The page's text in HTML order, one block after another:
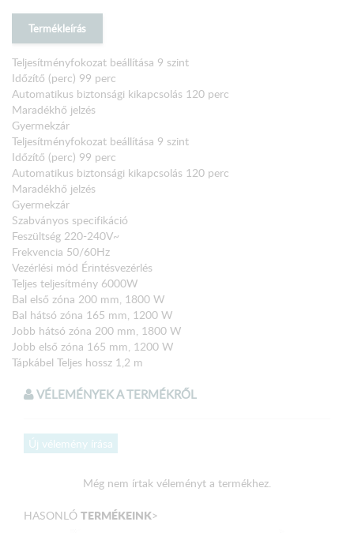
Termékleírás
Teljesítményfokozat beállítása 9 szint
Időzítő (perc) 99 perc
Automatikus biztonsági kikapcsolás 120 perc
Maradékhő jelzés
Gyermekzár
Teljesítményfokozat beállítása 9 szint
Időzítő (perc) 99 perc
Automatikus biztonsági kikapcsolás 120 perc
Maradékhő jelzés
Gyermekzár
Szabványos specifikáció
Feszültség 220-240V~
Frekvencia 50/60Hz
Vezérlési mód Érintésvezérlés
Teljes teljesítmény 6000W
Bal első zóna 200 mm, 1800 W
Bal hátsó zóna 165 mm, 1200 W
Jobb hátsó zóna 200 mm, 1800 W
Jobb első zóna 165 mm, 1200 W
Tápkábel Teljes hossz 1,2 m
Üvegkerámia felület
Csomagolás (SzxMxM) 650x580x115mm
Kivágás (SZ x M) 560x490mm
VÉLEMÉNYEK A TERMÉKRŐL
Új vélemény írása
Még nem írtak véleményt a termékhez.
HASONLÓ TERMÉKEINK>